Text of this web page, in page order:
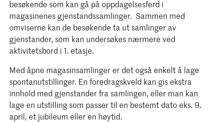
besøkende som kan gå på oppdagelsesferd i
magasinenes gjenstandssamlinger. Sammen med
omviserne kan de besøkende ta ut samlinger av
gjenstander, som kan undersøkes nærmere ved
aktivitetsbord i 1. etasje.
Med åpne magasinsamlinger er det også enkelt å lage
spontanutstillinger. En foredragskveld kan gis ekstra
innhold med gjenstander fra samlingen, eller man kan
lage en utstilling som passer til en bestemt dato eks. 9.
april, et jubileum eller en høytid.